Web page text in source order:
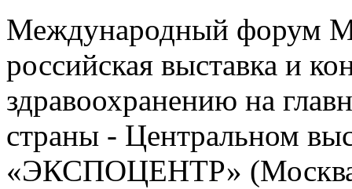
Международный форум
российская выставка и
здравоохранению на
страны - Центральном
«ЭКСПОЦЕНТР»